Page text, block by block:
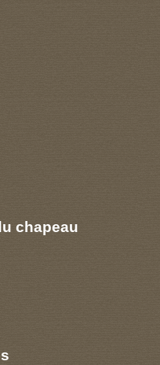
chapeau